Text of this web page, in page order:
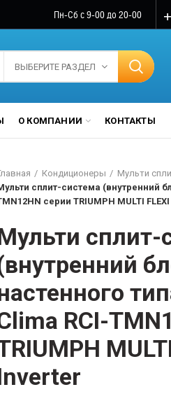
Пн-Сб с 9-00 до 20-00
ВЫБЕРИТЕ РАЗДЕЛ
О КОМПАНИИ КОНТАКТЫ
Кондиционеры
Мульти
сплит-система (внутренний
серии TRIUMPH MULTI
сплит-
RCI-